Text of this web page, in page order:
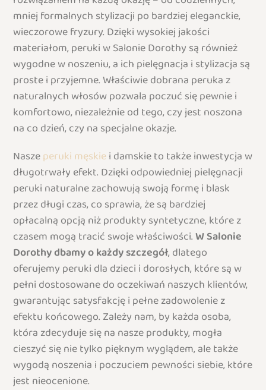
mniej formalnych stylizacji po bardziej eleganckie,
wieczorowe fryzury. Dzięki wysokiej jakości
materiałom, peruki w Salonie Dorothy są również
wygodne w noszeniu, a ich pielęgnacja i stylizacja są
proste i przyjemne. Właściwie dobrana peruka z
naturalnych włosów pozwala poczuć się pewnie i
komfortowo, niezależnie od tego, czy jest noszona
na co dzień, czy na specjalne okazje.
Naszeperuki męskiei damskie to także inwestycja w
długotrwały efekt. Dzięki odpowiedniej pielęgnacji
peruki naturalne zachowują swoją formę i blask
przez długi czas, co sprawia, że są bardziej
opłacalną opcją niż produkty syntetyczne, które z
czasem mogą tracić swoje właściwości.W Salonie
Dorothy dbamy o każdy szczegół, dlatego
oferujemy peruki dla dzieci i dorosłych, które są w
pełni dostosowane do oczekiwań naszych klientów,
gwarantując satysfakcję i pełne zadowolenie z
efektu końcowego. Zależy nam, by każda osoba,
która zdecyduje się na nasze produkty, mogła
cieszyć się nie tylko pięknym wyglądem, ale także
wygodą noszenia i poczuciem pewności siebie, które
jest nieocenione.